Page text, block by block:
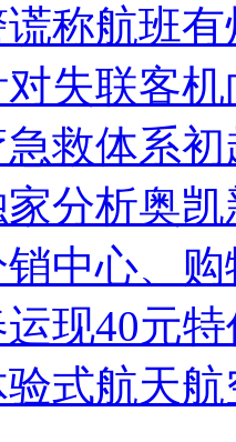
称航班
失联客机
救体系
分析奥
中心、
现40元
式航天